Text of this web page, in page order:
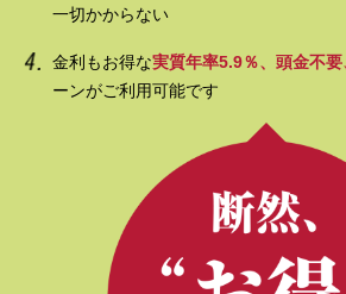
一切かからない
金利もお得な実質年率5.9％、頭金不
ーンがご利用可能です